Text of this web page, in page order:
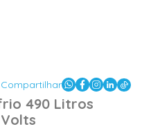
Compartilhar
490 Litros